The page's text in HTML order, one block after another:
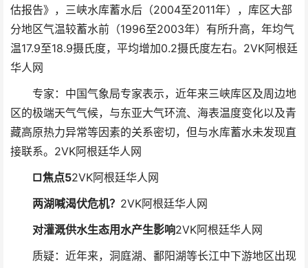
估报告》，三峡水库蓄水后（2004至2011年），库区大部
分地区气温较蓄水前（1996至2003年）有所升高，年均气
温17.9至18.9摄氏度，平均增加0.2摄氏度左右。 2VK阿根廷
华人网
专家：中国气象局专家表示，近年来三峡库区及周边地
区的极端天气气候，与东亚大气环流、海表温度变化以及青
藏高原热力异常等因素的关系密切，但与水库蓄水未发现直
接联系。 2VK阿根廷华人网
□焦点52VK阿根廷华人网
两湖喊渴伏危机？ 2VK阿根廷华人网
对灌溉供水生态用水产生影响2VK阿根廷华人网
质疑：近年来，洞庭湖、鄱阳湖等长江中下游地区出现